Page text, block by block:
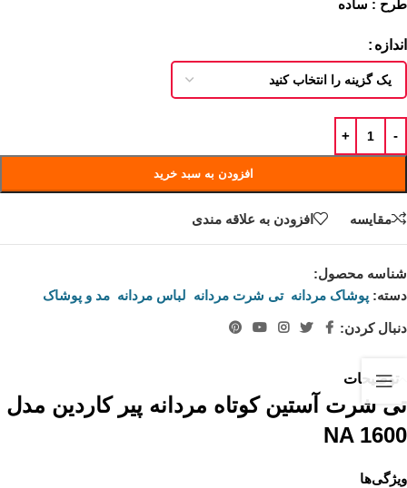
طرح : ساده
اندازه
افزودن به سبد خرید
مقايسه افزودن به علاقه مندی
شناسه محصول:
دسته: پوشاک مردانه تی شرت مردانه لباس مردانه مد و پوشاک
دنبال کردن:
توضیحات
تی شرت آستین کوتاه مردانه پیر کاردین مدل
NA 1600
ویژگی‌ها